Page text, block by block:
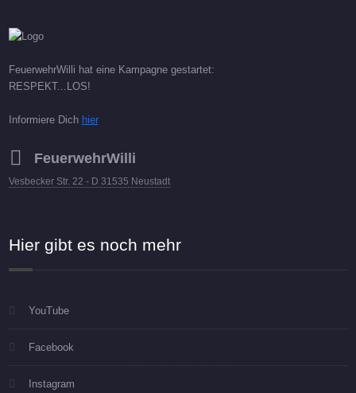
FeuerwehrWilli hat eine Kampagne gestartet:
RESPEKT...LOS!
Informiere Dich hier
FeuerwehrWilli
Vesbecker Str. 22 - D 31535 Neustadt
Hier gibt es noch mehr
YouTube
Facebook
Instagram